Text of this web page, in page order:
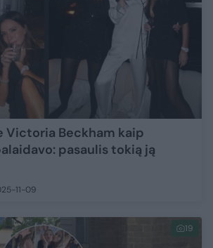
Victoria Beckham kaip
pasaulis tokią ją
11-09
19